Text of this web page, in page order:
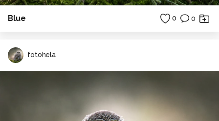
Blue 0 0
fotohela